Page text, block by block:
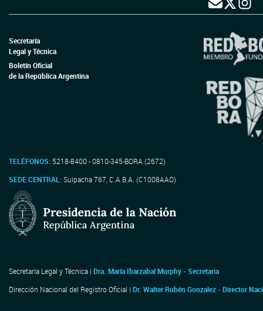
Secretaría
Legal y Técnica
Boletín Oficial
de la República Argentina
TELÉFONOS: 5218-8400 - 0810-345-BORA (2672)
SEDE CENTRAL:Suipacha 767, C.A.B.A. (C1008AAO)
Secretaría Legal y Técnica | Dra. María Ibarzabal Murphy - Secretaria
Dirección Nacional del Registro Oficial | Dr. Walter Rubén Gonzalez - Director